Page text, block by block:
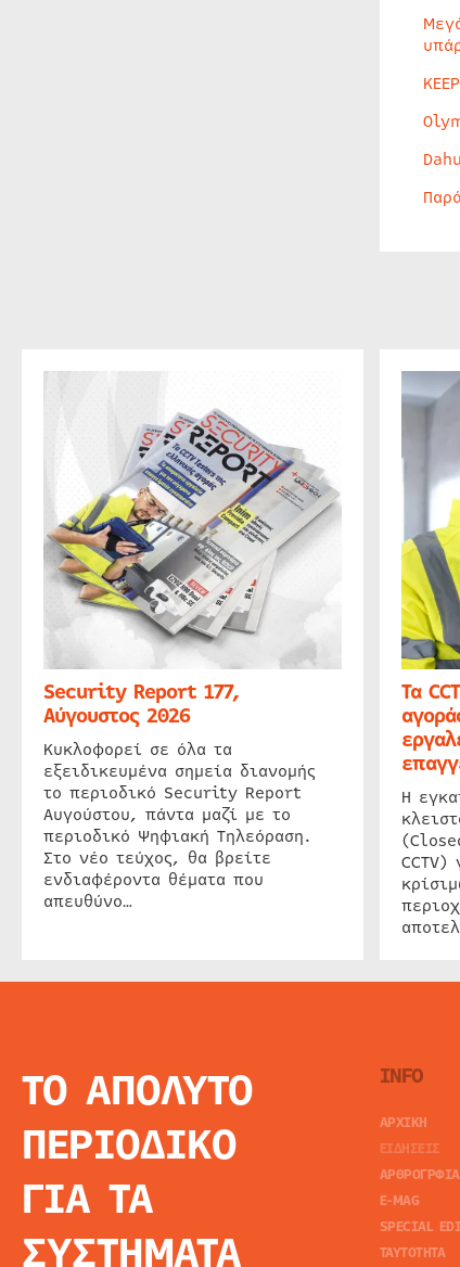
Security Report 177,
Αύγουστος 2026
Κυκλοφορεί σε όλα τα
εξειδικευμένα σημεία διανομής
το περιοδικό Security Report
Αυγούστου, πάντα μαζί με το
περιοδικό Ψηφιακή Τηλεόραση.
Στο νέο τεύχος, θα βρείτε
ενδιαφέροντα θέματα που
απευθύνο…
Τα
Η
CCTV)
ΤΟ ΑΠΟΛΥΤΟ
ΠΕΡΙΟΔΙΚΟ
ΓΙΑ ΤΑ
ΣΥΣΤΗΜΑΤΑ
INFO
ΑΡΧΙΚΗ
ΕΙΔΗΣΕΙΣ
ΑΡΘΡΟΓΡΦΙΑ
E-MAG
SPECIAL
ΤΑΥΤΟΤΗΤΑ